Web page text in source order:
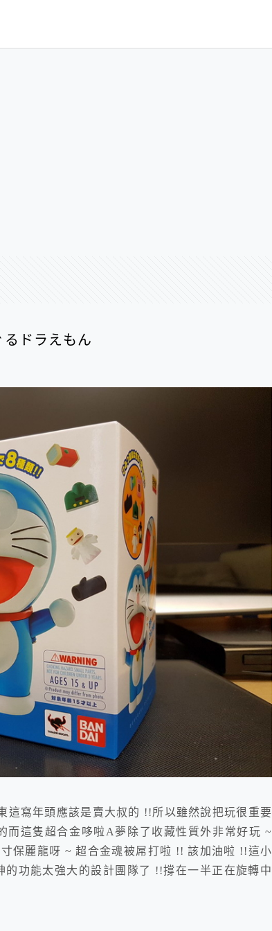
ドラえもん
這寫年頭應該是賣大叔的 !!所以雖然說把玩很重要
而這隻超合金哆啦A夢除了收藏性質外非常好玩 ~
保麗龍呀 ~ 超合金魂被屌打啦 !! 該加油啦 !!這小
功能太強大的設計團隊了 !!撐在一半正在旋轉中